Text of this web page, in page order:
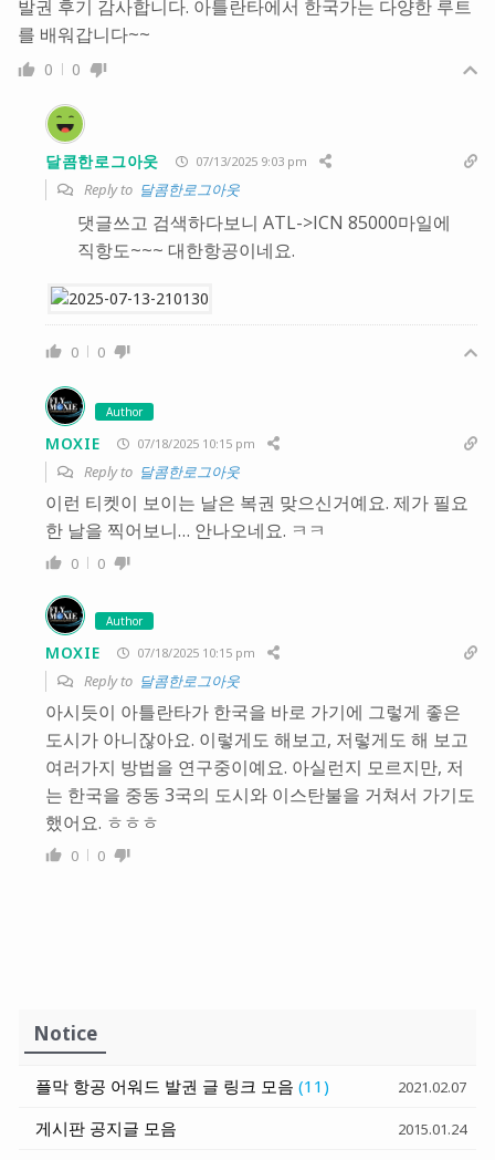
발권 후기 감사합니다. 아틀란타에서 한국가는 다양한 루트
를 배워갑니다~~
0 0
달콤한로그아웃 07/13/2025 9:03 pm
Reply to 달콤한로그아웃
댓글쓰고 검색하다보니 ATL->ICN 85000마일에
직항도~~~ 대한항공이네요.
0 0
Author
MOXIE 07/18/2025 10:15 pm
Reply to 달콤한로그아웃
이런 티켓이 보이는 날은 복권 맞으신거예요. 제가 필요
한 날을 찍어보니… 안나오네요. ㅋㅋ
0 0
Author
MOXIE 07/18/2025 10:15 pm
Reply to 달콤한로그아웃
아시듯이 아틀란타가 한국을 바로 가기에 그렇게 좋은
도시가 아니잖아요. 이렇게도 해보고, 저렇게도 해 보고
여러가지 방법을 연구중이예요. 아실런지 모르지만, 저
는 한국을 중동 3국의 도시와 이스탄불을 거쳐서 가기도
했어요. ㅎㅎㅎ
0 0
Notice
플막 항공 어워드 발권 글 링크 모음 (11) 2021.02.07
게시판 공지글 모음 2015.01.24